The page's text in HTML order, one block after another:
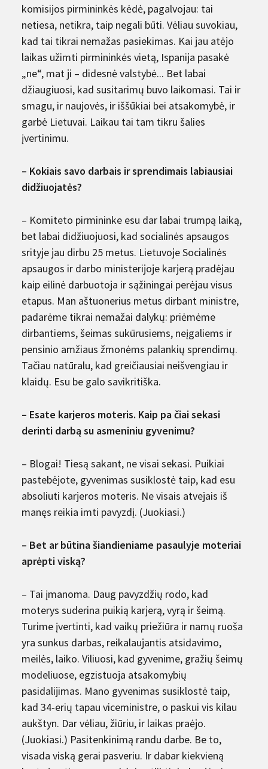
komisijos pirmininkės kėdė, pagalvojau: tai
netiesa, netikra, taip negali būti. Vėliau suvokiau,
kad tai tikrai nemažas pasiekimas. Kai jau atėjo
laikas užimti pirmininkės vietą, Ispanija pasakė
„ne“, mat ji – didesnė valstybė... Bet labai
džiaugiuosi, kad susitarimų buvo laikomasi. Tai ir
smagu, ir naujovės, ir iššūkiai bei atsakomybė, ir
garbė Lietuvai. Laikau tai tam tikru šalies
įvertinimu.
– Kokiais savo darbais ir sprendimais labiausiai
didžiuojatės?
– Komiteto pirmininke esu dar labai trumpą laiką,
bet labai didžiuojuosi, kad socialinės apsaugos
srityje jau dirbu 25 metus. Lietuvoje Socialinės
apsaugos ir darbo ministerijoje karjerą pradėjau
kaip eilinė darbuotoja ir sąžiningai perėjau visus
etapus. Man aštuonerius metus dirbant ministre,
padarėme tikrai nemažai dalykų: priėmėme
dirbantiems, šeimas sukūrusiems, neįgaliems ir
pensinio amžiaus žmonėms palankių sprendimų.
Tačiau natūralu, kad greičiausiai neišvengiau ir
klaidų. Esu be galo savikritiška.
– Esate karjeros moteris. Kaip pa čiai sekasi
derinti darbą su asmeniniu gyvenimu?
– Blogai! Tiesą sakant, ne visai sekasi. Puikiai
pastebėjote, gyvenimas susiklostė taip, kad esu
absoliuti karjeros moteris. Ne visais atvejais iš
manęs reikia imti pavyzdį. (Juokiasi.)
– Bet ar būtina šiandieniame pasaulyje moteriai
aprėpti viską?
– Tai įmanoma. Daug pavyzdžių rodo, kad
moterys suderina puikią karjerą, vyrą ir šeimą.
Turime įvertinti, kad vaikų priežiūra ir namų ruoša
yra sunkus darbas, reikalaujantis atsidavimo,
meilės, laiko. Viliuosi, kad gyvenime, gražių šeimų
modeliuose, egzistuoja atsakomybių
pasidalijimas. Mano gyvenimas susiklostė taip,
kad 34-erių tapau viceministre, o paskui vis kilau
aukštyn. Dar vėliau, žiūriu, ir laikas praėjo.
(Juokiasi.) Pasitenkinimą randu darbe. Be to,
visada viską gerai pasveriu. Ir dabar kiekvieną